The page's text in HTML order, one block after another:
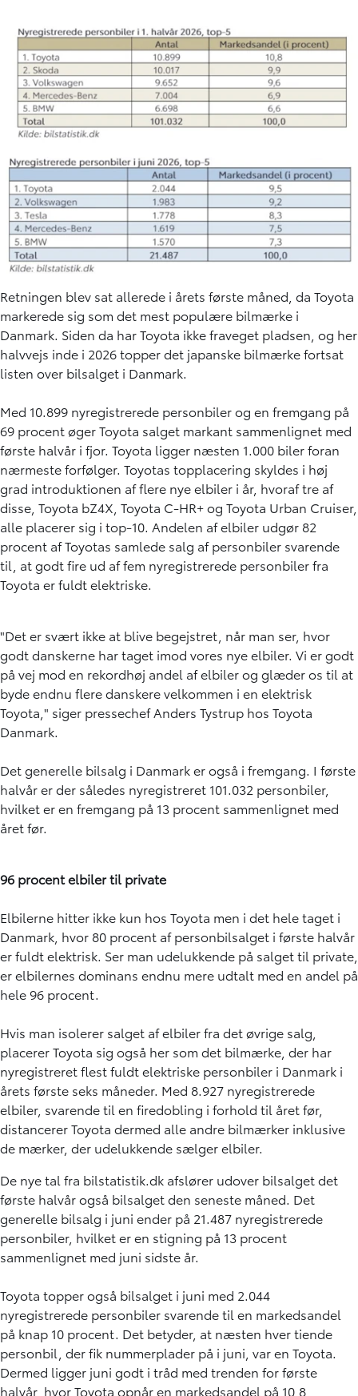
Retningen blev sat allerede i årets første måned, da Toyota
markerede sig som det mest populære bilmærke i
Danmark. Siden da har Toyota ikke fraveget pladsen, og her
halvvejs inde i 2026 topper det japanske bilmærke fortsat
listen over bilsalget i Danmark.
Med 10.899 nyregistrerede personbiler og en fremgang på
69 procent øger Toyota salget markant sammenlignet med
første halvår i fjor. Toyota ligger næsten 1.000 biler foran
nærmeste forfølger. Toyotas topplacering skyldes i høj
grad introduktionen af flere nye elbiler i år, hvoraf tre af
disse, Toyota bZ4X, Toyota C-HR+ og Toyota Urban Cruiser,
alle placerer sig i top-10. Andelen af elbiler udgør 82
procent af Toyotas samlede salg af personbiler svarende
til, at godt fire ud af fem nyregistrerede personbiler fra
Toyota er fuldt elektriske.
"Det er svært ikke at blive begejstret, når man ser, hvor
godt danskerne har taget imod vores nye elbiler. Vi er godt
på vej mod en rekordhøj andel af elbiler og glæder os til at
byde endnu flere danskere velkommen i en elektrisk
Toyota," siger pressechef Anders Tystrup hos Toyota
Danmark.
Det generelle bilsalg i Danmark er også i fremgang. I første
halvår er der således nyregistreret 101.032 personbiler,
hvilket er en fremgang på 13 procent sammenlignet med
året før.
96 procent elbiler til private
Elbilerne hitter ikke kun hos Toyota men i det hele taget i
Danmark, hvor 80 procent af personbilsalget i første halvår
er fuldt elektrisk. Ser man udelukkende på salget til private,
er elbilernes dominans endnu mere udtalt med en andel på
hele 96 procent.
Hvis man isolerer salget af elbiler fra det øvrige salg,
placerer Toyota sig også her som det bilmærke, der har
nyregistreret flest fuldt elektriske personbiler i Danmark i
årets første seks måneder. Med 8.927 nyregistrerede
elbiler, svarende til en firedobling i forhold til året før,
distancerer Toyota dermed alle andre bilmærker inklusive
de mærker, der udelukkende sælger elbiler.
De nye tal fra bilstatistik.dk afslører udover bilsalget det
første halvår også bilsalget den seneste måned. Det
generelle bilsalg i juni ender på 21.487 nyregistrerede
personbiler, hvilket er en stigning på 13 procent
sammenlignet med juni sidste år.
Toyota topper også bilsalget i juni med 2.044
nyregistrerede personbiler svarende til en markedsandel
på knap 10 procent. Det betyder, at næsten hver tiende
personbil, der fik nummerplader på i juni, var en Toyota.
Dermed ligger juni godt i tråd med trenden for første
halvår, hvor Toyota opnår en markedsandel på 10,8